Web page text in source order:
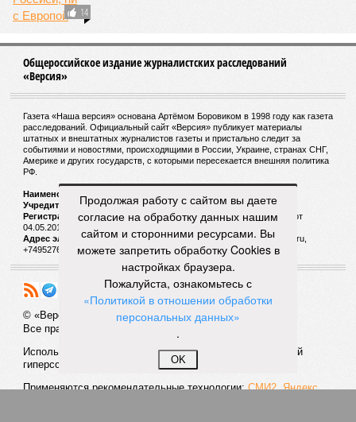
14
Общероссийское издание журналистских расследований
«Версия»
Газета «Наша версия» основана Артёмом Боровиком в 1998 году как газета
расследований. Официальный сайт «Версия» публикует материалы
штатных и внештатных журналистов газеты и пристально следит за
событиями и новостями, происходящими в России, Украине, странах СНГ,
Америке и других государств, с которыми пересекается внешняя политика
РФ.
Наименование:
Учредитель:
ООО «Версия»,Главный редактор:Горевой Р. Г.
Регистрационный номер Роскомнадзора:ЭЛ № ФС 77 - 72681 от
04.05.2018 г.
Адрес электронной почты и телефон редакции:versia@versia.ru,
+74952760348
© «Версия»
Все права защищены
Использование материалов «Версии» без индексируемой
гиперссылки запрещено
Применяются рекомендательные технологии:СМИ2, Яндекс,
Продолжая работу с сайтом вы даете
согласие на обработку данных нашим
сайтом и сторонними ресурсами. Вы
можете запретить обработку Cookies в
настройках браузера.
Пожалуйста, ознакомьтесь с
«Политикой в отношении обработки
персональных данных»
.
OK